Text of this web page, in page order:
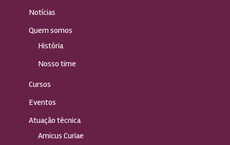
Notícias
Quem somos
História
Nosso time
Cursos
Eventos
Atuação técnica
Amicus Curiae